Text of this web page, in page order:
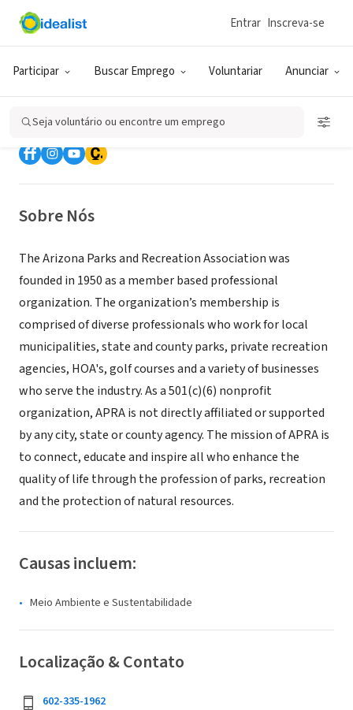
Participar Buscar Emprego Voluntariar Anunciar
Entrar Inscreva-se
Seja voluntário ou encontre um emprego
ONG (SETOR SOCIAL)
Arizona Parks and Recreation
Association
Phoenix, AZ|www.azpra.org/
Sobre Nós
The Arizona Parks and Recreation Association was
founded in 1950 as a member based professional
organization. The organization’s membership is
comprised of diverse professionals who work for local
municipalities, state and county parks, private recreation
agencies, HOA's, golf courses and a variety of businesses
who serve the industry. As a 501(c)(6) nonprofit
organization, APRA is not directly affiliated or supported
by any city, state or county agency. The mission of APRA is
to connect, educate and inspire all who enhance the
quality of life through the profession of parks, recreation
and the protection of natural resources.
Causas incluem:
Meio Ambiente e Sustentabilidade
Localização & Contato
602-335-1962